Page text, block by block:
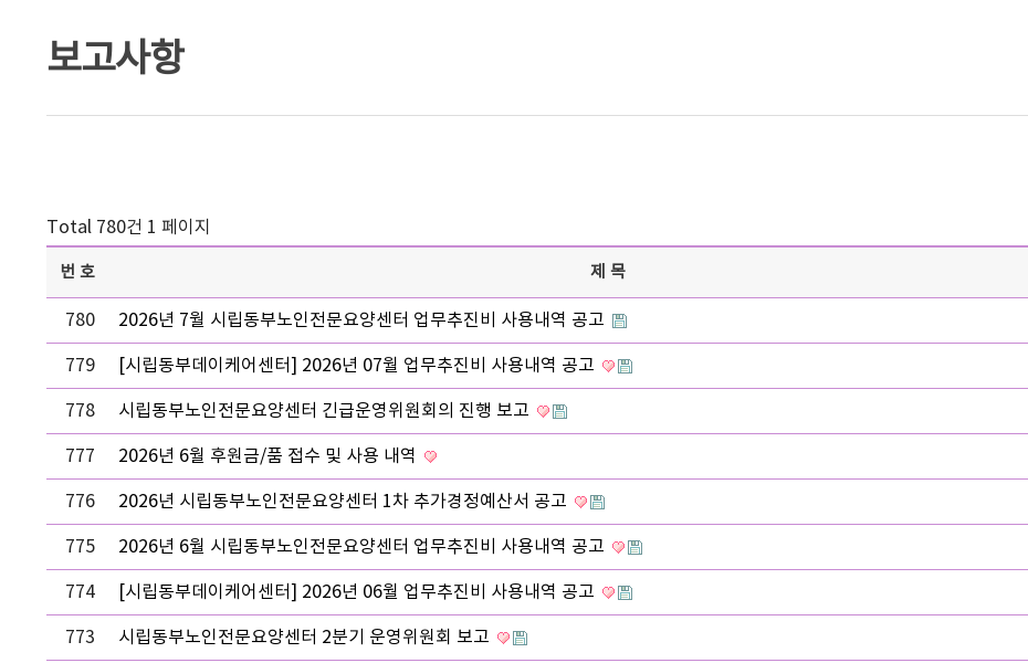
보고사항
Total 780건 1 페이지
번호 제목
780 2026년 7월 시립동부노인전문요양센터 업무추진비 사용내역 공고
779 [시립동부데이케어센터] 2026년 07월 업무추진비 사용내역 공고
778 시립동부노인전문요양센터 긴급운영위원회의 진행 보고
777 2026년 6월 후원금/품 접수 및 사용 내역
776 2026년 시립동부노인전문요양센터 1차 추가경정예산서 공고
775 2026년 6월 시립동부노인전문요양센터 업무추진비 사용내역 공고
774 [시립동부데이케어센터] 2026년 06월 업무추진비 사용내역 공고
773 시립동부노인전문요양센터 2분기 운영위원회 보고